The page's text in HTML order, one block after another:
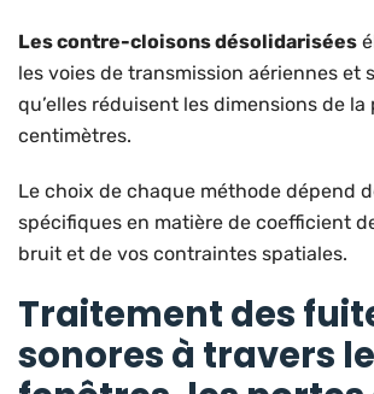
Les contre-cloisons désolidarisées
les voies de transmission aériennes et
qu’elles réduisent les dimensions de la
centimètres.
Le choix de chaque méthode dépend
spécifiques en matière de coefficient
bruit et de vos contraintes spatiales.
Traitement des
sonores à travers